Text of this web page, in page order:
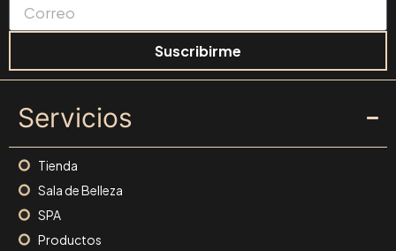
Suscribirme
Servicios
Tienda
Sala de Belleza
SPA
Productos